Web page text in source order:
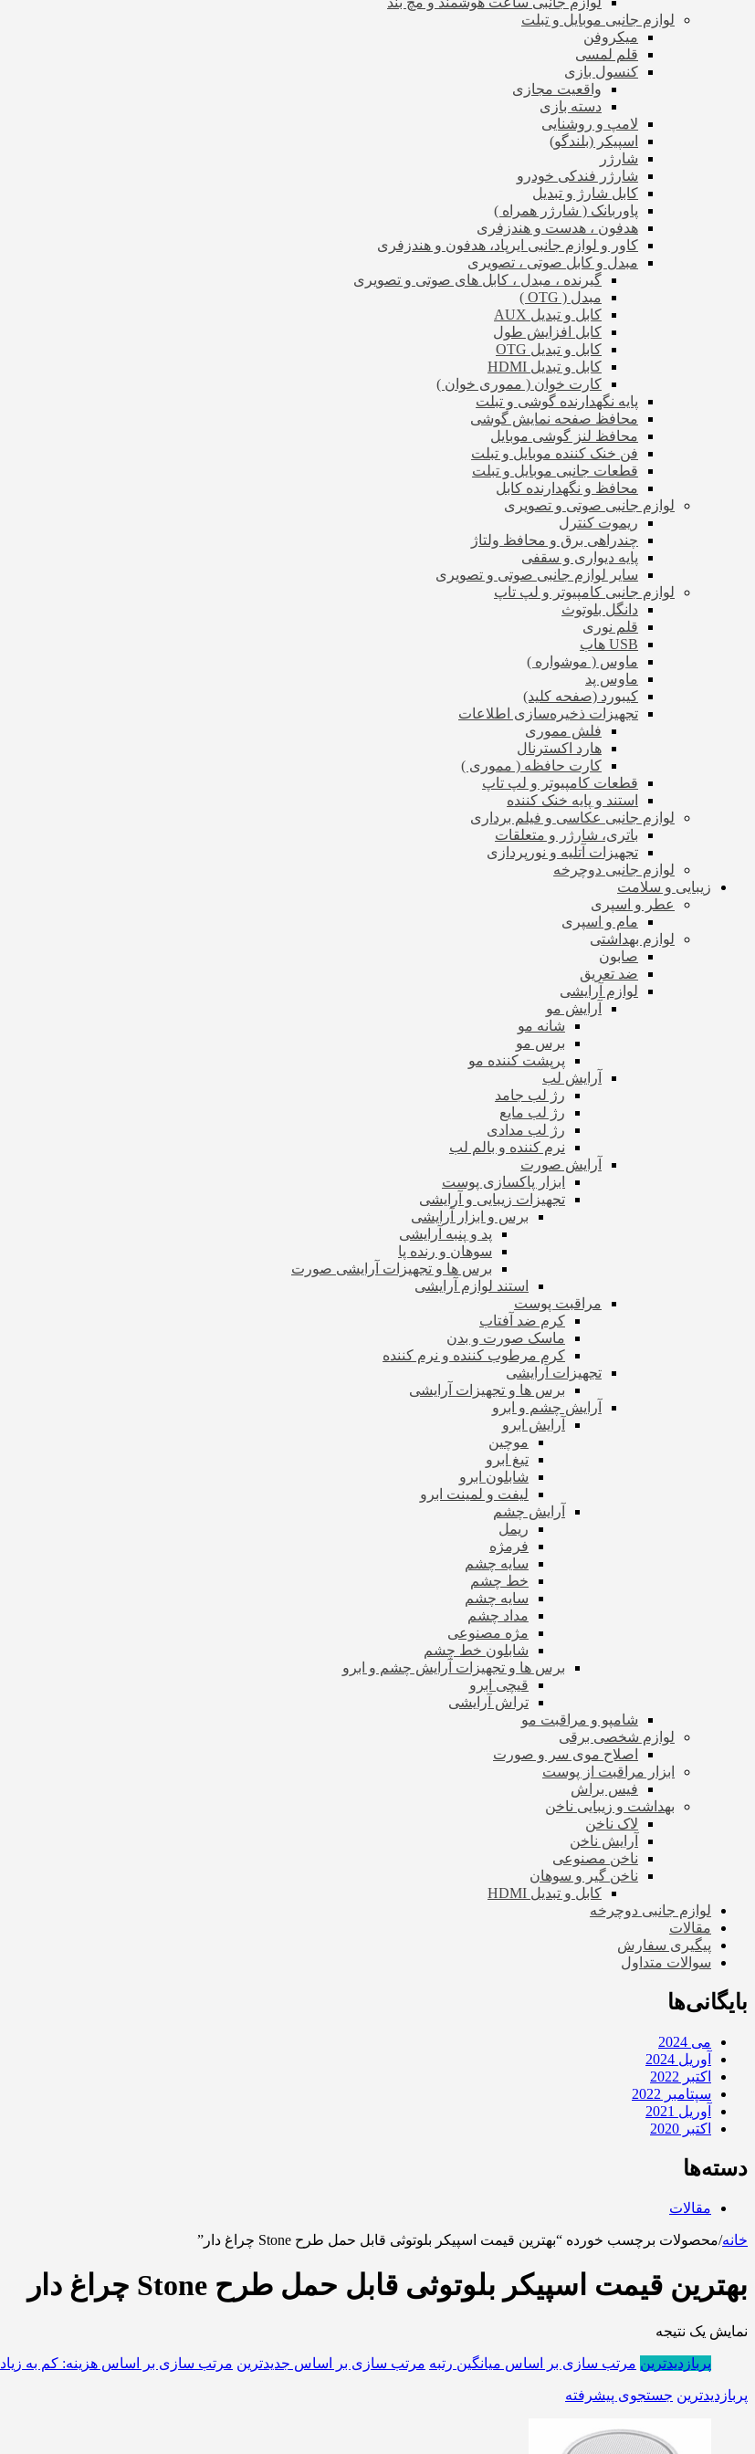
لوازم جانبی موبایل و تبلت
میکروفن
قلم لمسی
کنسول بازی
واقعیت مجازی
دسته بازی
لامپ و روشنایی
اسپیکر (بلندگو)
شارژر
شارژر فندکی خودرو
کابل شارژ و تبدیل
پاوربانک ( شارژر همراه )
هدفون ، هدست و هندزفری
کاور و لوازم جانبی ایرپاد، هدفون و هندزفری
مبدل و کابل صوتی ، تصویری
گیرنده ، مبدل ، کابل های صوتی و تصویری
مبدل ( OTG )
کابل و تبدیل AUX
کابل افزایش طول
کابل و تبدیل OTG
کابل و تبدیل HDMI
کارت خوان ( مموری خوان )
پایه نگهدارنده گوشی و تبلت
محافظ صفحه نمایش گوشی
محافظ لنز گوشی موبایل
فن خنک کننده موبایل و تبلت
قطعات جانبی موبایل و تبلت
محافظ و نگهدارنده کابل
لوازم جانبی صوتی و تصویری
ریموت کنترل
چندراهی برق و محافظ ولتاژ
پایه دیواری و سقفی
سایر لوازم جانبی صوتی و تصویری
لوازم جانبی کامپیوتر و لپ تاپ
دانگل بلوتوث
قلم نوری
USB هاب
ماوس ( موشواره )
ماوس پد
کیبورد (صفحه کلید)
تجهیزات ذخیره‌سازی اطلاعات
فلش مموری
هارد اکسترنال
کارت حافظه ( مموری )
قطعات کامپیوتر و لپ تاپ
استند و پایه خنک کننده
لوازم جانبی عکاسی و فیلم برداری
باتری، شارژر و متعلقات
تجهیزات آتلیه و نورپردازی
لوازم جانبی دوچرخه
زیبایی و سلامت
عطر و اسپری
مام و اسپری
لوازم بهداشتی
صابون
ضد تعریق
لوازم آرایشی
آرایش مو
شانه مو
برس مو
پرپشت کننده مو
آرایش لب
رژ لب جامد
رژ لب مایع
رژ لب مدادی
نرم کننده و بالم لب
آرایش صورت
ابزار پاکسازی پوست
تجهیزات زیبایی و آرایشی
برس و ابزار آرایشی
پد و پنبه آرایشی
سوهان و رنده پا
برس ها و تجهیزات آرایشی صورت
استند لوازم آرایشی
مراقبت پوست
کرم ضد آفتاب
ماسک صورت و بدن
کرم مرطوب کننده و نرم کننده
تجهیزات آرایشی
برس ها و تجهیزات آرایشی
آرایش چشم و ابرو
آرایش ابرو
موچین
تیغ ابرو
شابلون ابرو
لیفت و لمینت ابرو
آرایش چشم
ریمل
فرمژه
سایه چشم
خط چشم
سایه چشم
مداد چشم
مژه مصنوعی
شابلون خط چشم
برس ها و تجهیزات آرایش چشم و ابرو
قیچی ابرو
تراش آرایشی
شامپو و مراقبت مو
لوازم شخصی برقی
اصلاح موی سر و صورت
ابزار مراقبت از پوست
فیس براش
بهداشت و زیبایی ناخن
لاک ناخن
آرایش ناخن
ناخن مصنوعی
ناخن گیر و سوهان
کابل و تبدیل HDMI
لوازم جانبی دوچرخه
مقالات
پیگیری سفارش
سوالات متداول
بایگانی‌ها
می 2024
آوریل 2024
اکتبر 2022
سپتامبر 2022
آوریل 2021
اکتبر 2020
دسته‌ها
مقالات
خانه/محصولات برچسب خورده “بهترین قیمت اسپیکر بلوتوثی قابل حمل طرح Stone چراغ دار”
بهترین قیمت اسپیکر بلوتوثی قابل حمل طرح Stone چراغ دار
نمایش یک نتیجه
پربازدیدترین مرتب سازی بر اساس میانگین رتبه مرتب سازی بر اساس جدیدترین مرتب سازی بر اساس هزینه: کم به زیاد
پربازدیدترین جستجوی پیشرفته